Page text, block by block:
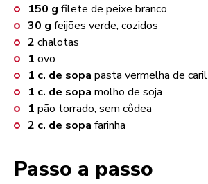
150 g filete de peixe branco
30 g feijões verde, cozidos
2 chalotas
1 ovo
1 c. de sopa pasta vermelha de caril
1 c. de sopa molho de soja
1 pão torrado, sem côdea
2 c. de sopa farinha
Passo a passo